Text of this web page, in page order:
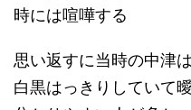
時には喧嘩する
思い返すに当時の中津
白黒はっきりしていて